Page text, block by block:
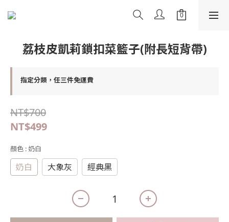
荔枝皮凱莉鎖扣菜籃子(附長短背帶)
指定分類，任三件免運費
NT$700
NT$499
顏色 : 奶白
奶白 大象灰 經典黑